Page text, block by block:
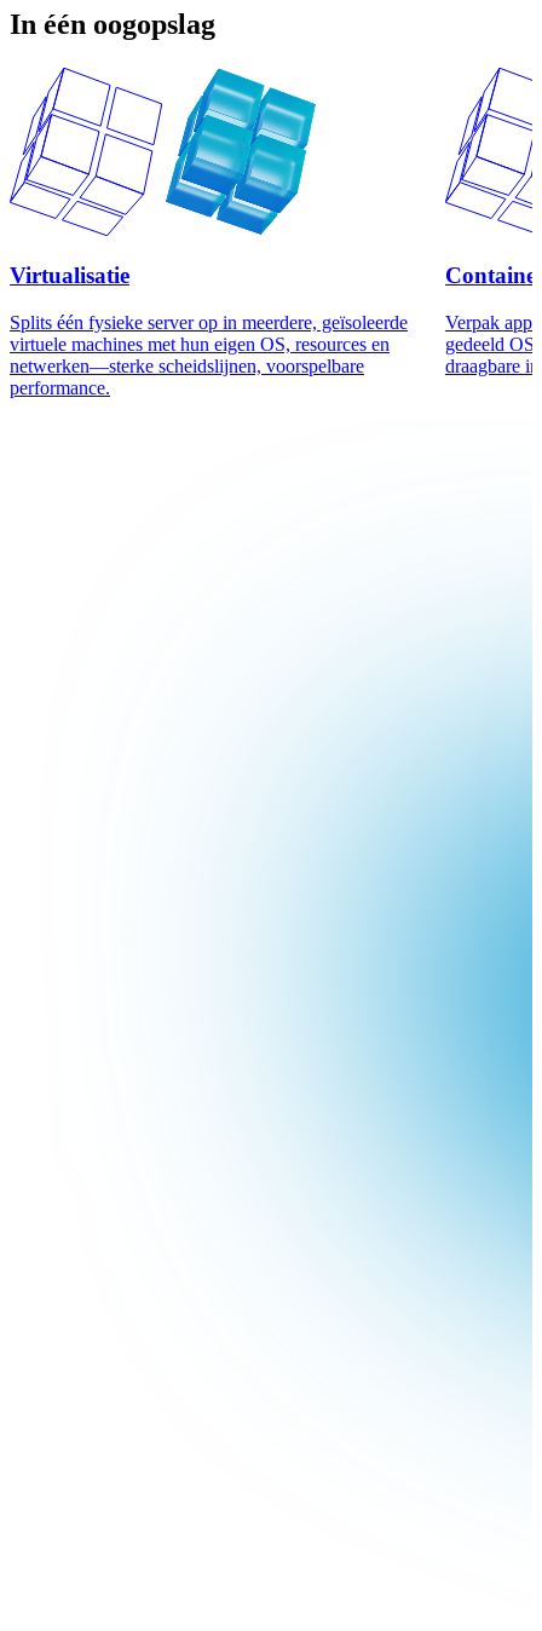
In één oogopslag
Virtualisatie
Splits één fysieke server op in meerdere, geïsoleerde
virtuele machines met hun eigen OS, resources en
netwerken—sterke scheidslijnen, voorspelbare
performance.
Verpak
gedeeld
draagbare